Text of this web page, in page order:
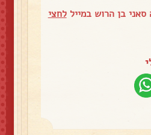
בן הרוש במייללחצי